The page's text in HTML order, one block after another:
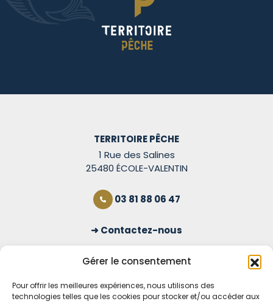
Gérer le consentement
Pour offrir les meilleures expériences, nous utilisons des
technologies telles que les cookies pour stocker et/ou accéder aux
TERRITOIRE PÊCHE
1 Rue des Salines
25480 ÉCOLE-VALENTIN
03 81 88 06 47
Contactez-nous
S'inscrire à la newsletter